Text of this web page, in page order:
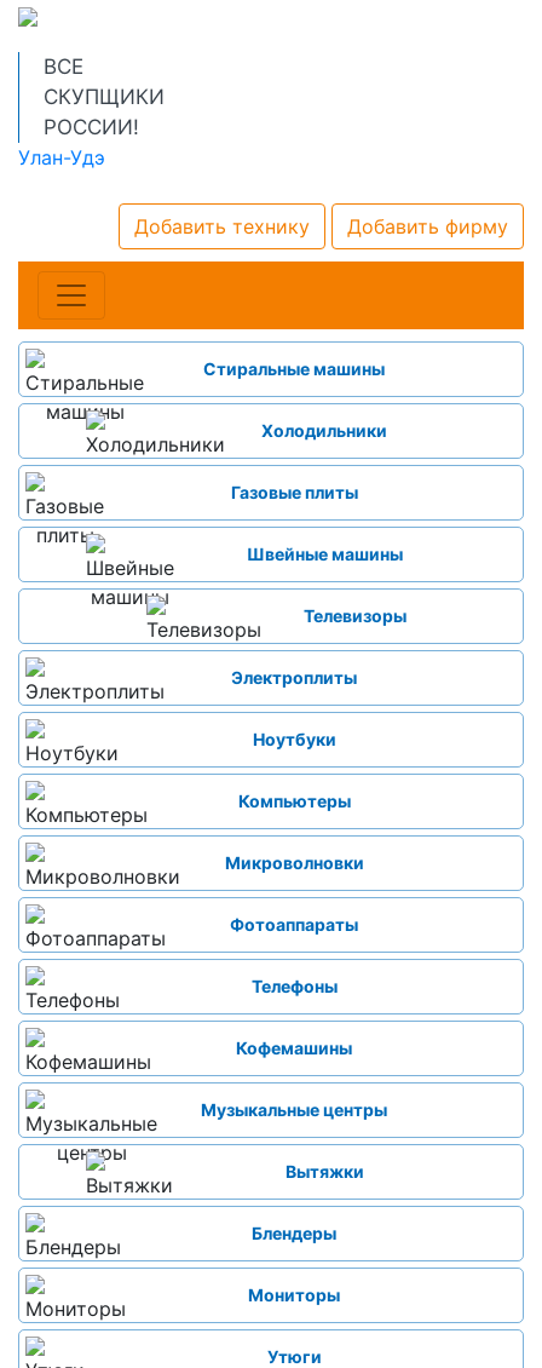
ВСЕ
СКУПЩИКИ
РОССИИ!
Улан-Удэ
Добавить технику Добавить фирму
Стиральные машины
Холодильники
Газовые плиты
Швейные машины
Телевизоры
Электроплиты
Ноутбуки
Компьютеры
Микроволновки
Фотоаппараты
Телефоны
Кофемашины
Музыкальные центры
Вытяжки
Блендеры
Мониторы
Утюги